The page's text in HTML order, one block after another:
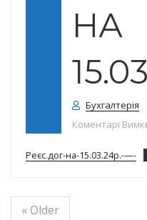
НА
Бухгалтерія
Коментарі
Реєс.дог-на-15.03.24р.-—-
« Older